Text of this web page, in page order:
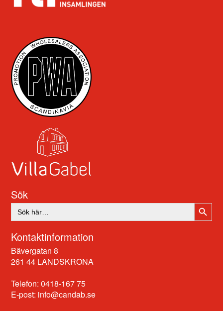
Sök
Sök
efter:
Kontaktinformation
Bävergatan 8
261 44 LANDSKRONA
Telefon: 0418-167 75
E-post: info@candab.se